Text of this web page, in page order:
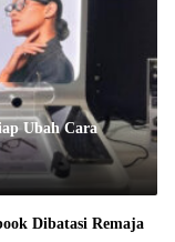
Ubah Cara
Dibatasi Remaja